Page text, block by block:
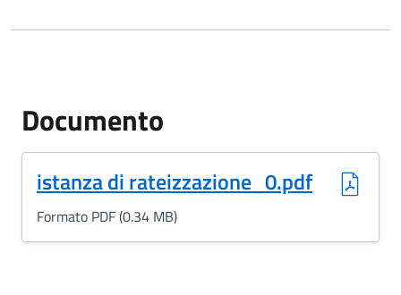
Documento
istanza di rateizzazione_0.pdf
(Formato PDF, 0.34 MB)
Formato PDF (0.34 MB)